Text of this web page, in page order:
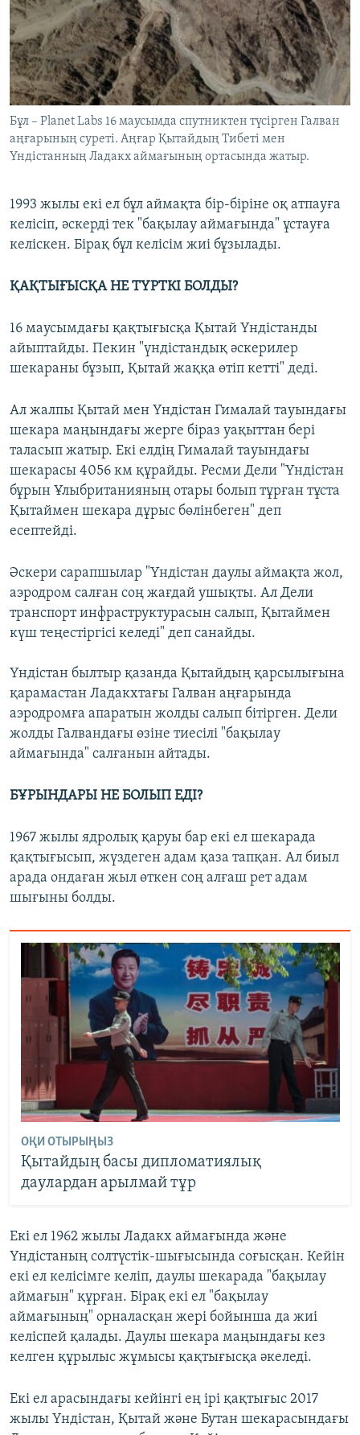
Бұл – Planet Labs 16 маусымда спутниктен түсірген Галван
аңғарының суреті. Аңғар Қытайдың Тибеті мен
Үндістанның Ладакх аймағының ортасында жатыр.
1993 жылы екі ел бұл аймақта бір-біріне оқ атпауға
келісіп, әскерді тек "бақылау аймағында" ұстауға
келіскен. Бірақ бұл келісім жиі бұзылады.
ҚАҚТЫҒЫСҚА НЕ ТҮРТКІ БОЛДЫ?
16 маусымдағы қақтығысқа Қытай Үндістанды
айыптайды. Пекин "үндістандық әскерилер
шекараны бұзып, Қытай жаққа өтіп кетті" деді.
Ал жалпы Қытай мен Үндістан Гималай тауындағы
шекара маңындағы жерге біраз уақыттан бері
таласып жатыр. Екі елдің Гималай тауындағы
шекарасы 4056 км құрайды. Ресми Дели "Үндістан
бұрын Ұлыбританияның отары болып тұрған тұста
Қытаймен шекара дұрыс бөлінбеген" деп
есептейді.
Әскери сарапшылар "Үндістан даулы аймақта жол,
аэродром салған соң жағдай ушықты. Ал Дели
транспорт инфраструктурасын салып, Қытаймен
күш теңестіргісі келеді" деп санайды.
Үндістан былтыр қазанда Қытайдың қарсылығына
қарамастан Ладакхтағы Галван аңғарында
аэродромға апаратын жолды салып бітірген. Дели
жолды Галвандағы өзіне тиесілі "бақылау
аймағында" салғанын айтады.
БҰРЫНДАРЫ НЕ БОЛЫП ЕДІ?
1967 жылы ядролық қаруы бар екі ел шекарада
қақтығысып, жүздеген адам қаза тапқан. Ал биыл
арада ондаған жыл өткен соң алғаш рет адам
шығыны болды.
ОҚИ ОТЫРЫҢЫЗ
Қытайдың басы дипломатиялық
даулардан арылмай тұр
Екі ел 1962 жылы Ладакх аймағында және
Үндістаның солтүстік-шығысында соғысқан. Кейін
екі ел келісімге келіп, даулы шекарада "бақылау
аймағын" құрған. Бірақ екі ел "бақылау
аймағының" орналасқан жері бойынша да жиі
келіспей қалады. Даулы шекара маңындағы кез
келген құрылыс жұмысы қақтығысқа әкеледі.
Екі ел арасындағы кейінгі ең ірі қақтығыс 2017
жылы Үндістан, Қытай және Бутан шекарасындағы